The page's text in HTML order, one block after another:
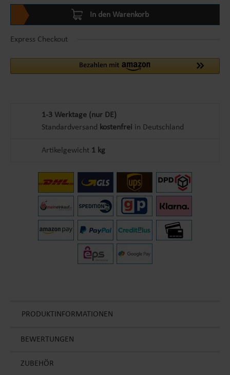
In den Warenkorb
Express Checkout
1-3 Werktage (nur DE)
Standardversand kostenfrei in Deutschland
Artikelgewicht 1 kg
PRODUKTINFORMATIONEN
BEWERTUNGEN
ZUBEHÖR